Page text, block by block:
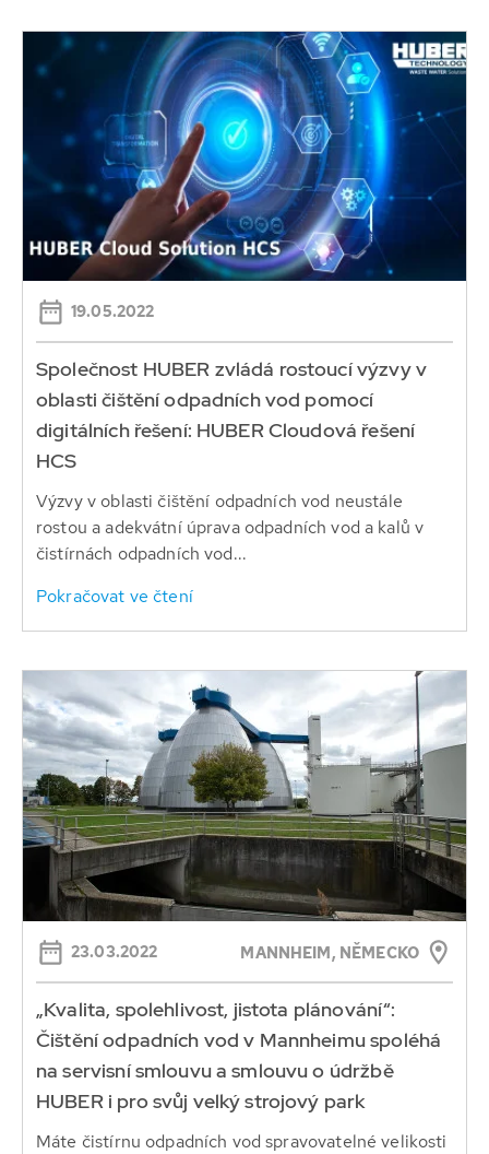
19.05.2022
Společnost HUBER zvládá rostoucí výzvy v
oblasti čištění odpadních vod pomocí
digitálních řešení: HUBER Cloudová řešení
HCS
Výzvy v oblasti čištění odpadních vod neustále
rostou a adekvátní úprava odpadních vod a kalů v
čistírnách odpadních vod...
Pokračovat ve čtení
23.03.2022 MANNHEIM, NĚMECKO
„Kvalita, spolehlivost, jistota plánování“:
Čištění odpadních vod v Mannheimu spoléhá
na servisní smlouvu a smlouvu o údržbě
HUBER i pro svůj velký strojový park
Máte čistírnu odpadních vod spravovatelné velikosti